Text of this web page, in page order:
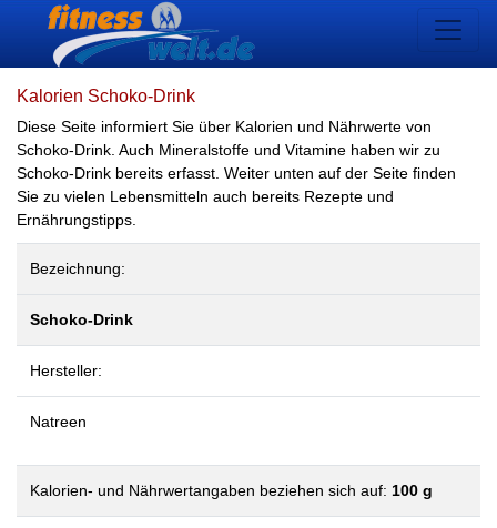
Kalorien Schoko-Drink
Diese Seite informiert Sie über Kalorien und Nährwerte von
Schoko-Drink. Auch Mineralstoffe und Vitamine haben wir zu
Schoko-Drink bereits erfasst. Weiter unten auf der Seite finden
Sie zu vielen Lebensmitteln auch bereits Rezepte und
Ernährungstipps.
Bezeichnung:
Schoko-Drink
Hersteller:
Natreen
Kalorien- und Nährwertangaben beziehen sich auf: 100 g